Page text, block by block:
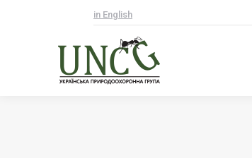
in English